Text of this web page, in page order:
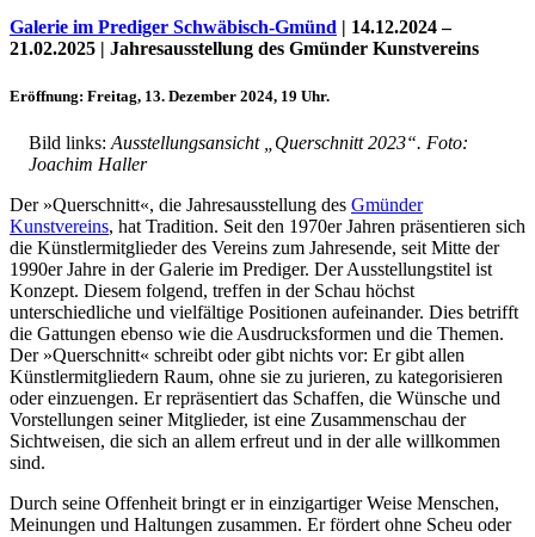
Uli Rothfuss
Harald Schwiers
Galerie im Prediger Schwäbisch-Gmünd | 14.12.2024 –
21.02.2025 | Jahresausstellung des Gmünder Kunstvereins
Eröffnung: Freitag, 13. Dezember 2024, 19 Uhr.
Bild links: Ausstellungsansicht „Querschnitt 2023“. Foto:
Joachim Haller
Der »Querschnitt«, die Jahresausstellung des Gmünder
Kunstvereins, hat Tradition. Seit den 1970er Jahren präsentieren sich
die Künstlermitglieder des Vereins zum Jahresende, seit Mitte der
1990er Jahre in der Galerie im Prediger. Der Ausstellungstitel ist
Konzept. Diesem folgend, treffen in der Schau höchst
unterschiedliche und vielfältige Positionen aufeinander. Dies betrifft
die Gattungen ebenso wie die Ausdrucksformen und die Themen.
Der »Querschnitt« schreibt oder gibt nichts vor: Er gibt allen
Künstlermitgliedern Raum, ohne sie zu jurieren, zu kategorisieren
oder einzuengen. Er repräsentiert das Schaffen, die Wünsche und
Vorstellungen seiner Mitglieder, ist eine Zusammenschau der
Sichtweisen, die sich an allem erfreut und in der alle willkommen
sind.
Durch seine Offenheit bringt er in einzigartiger Weise Menschen,
Meinungen und Haltungen zusammen. Er fördert ohne Scheu oder